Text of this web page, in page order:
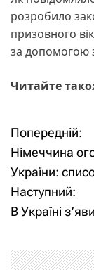
розробило
призовного
за допомогою
Читайте
Н
а
в
г
Попередній:
Німеччина
України:
Наступний:
В Україні